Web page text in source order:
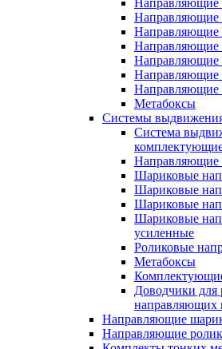
Направляющие
Направляющие
Направляющие
Метабоксы
Системы
Система
Направляющие
Шариковые
Шариковые
Шариковые
Шариковые
усиленные
Роликовые
Метабоксы
Доводчики для
направляющих
Направляющие
Направляющие